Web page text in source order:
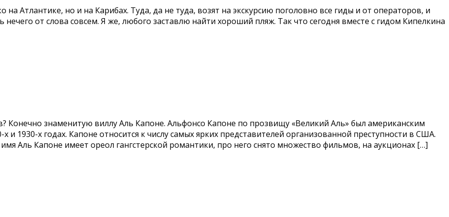
Атлантике, но и на Карибах. Туда, да не туда, возят на экскурсию поголовно все гиды и от операторов, и
от слова совсем. Я же, любого заставлю найти хороший пляж. Так что сегодня вместе с гидом Кипелкина
Конечно знаменитую виллу Аль Капоне. Альфонсо Капоне по прозвищу «Великий Аль» был американским
и 1930-х годах. Капоне относится к числу самых ярких представителей организованной преступности в США.
Аль Капоне имеет ореол гангстерской романтики, про него снято множество фильмов, на аукционах […]